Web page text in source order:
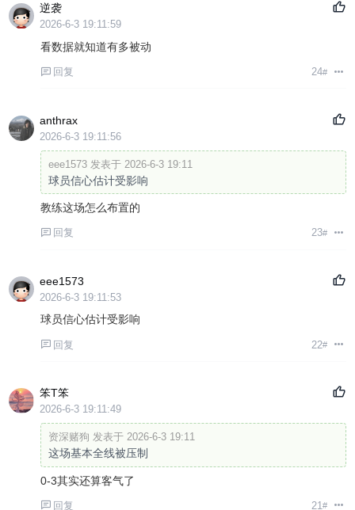
逆袭
2026-6-3 19:11:59
看数据就知道有多被动
回复 24#
anthrax
2026-6-3 19:11:56
eee1573 发表于 2026-6-3 19:11
球员信心估计受影响
教练这场怎么布置的
回复 23#
eee1573
2026-6-3 19:11:53
球员信心估计受影响
回复 22#
笨T笨
2026-6-3 19:11:49
资深赌狗 发表于 2026-6-3 19:11
这场基本全线被压制
0-3其实还算客气了
回复 21#